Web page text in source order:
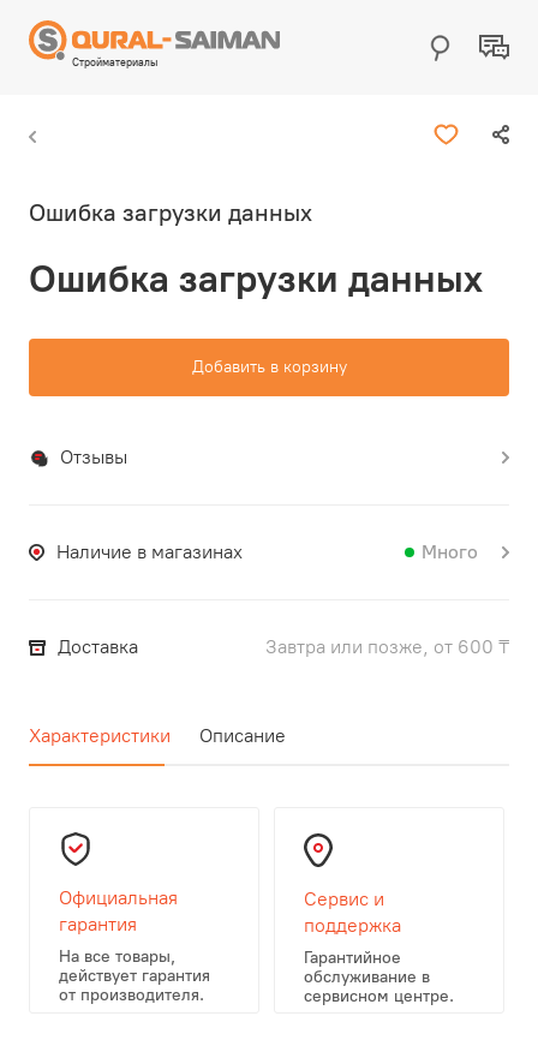
Стройматериалы
Ошибка загрузки данных
Ошибка загрузки данных
Добавить в корзину
Отзывы
Наличие в магазинах Много
Доставка Завтра или позже, от 600 ₸
Характеристики Описание
Официальная
гарантия
На все товары,
действует гарантия
от производителя.
Сервис и
поддержка
Гарантийное
обслуживание в
сервисном центре.